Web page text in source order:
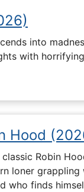
into
with
Hood
Robin
loner
who finds